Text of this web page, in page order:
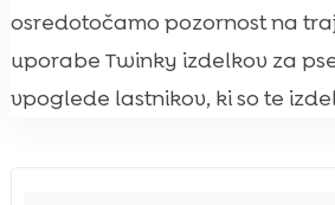
osredotočamo pozornost na
uporabe Twinky izdelkov za
vpoglede lastnikov, ki so te